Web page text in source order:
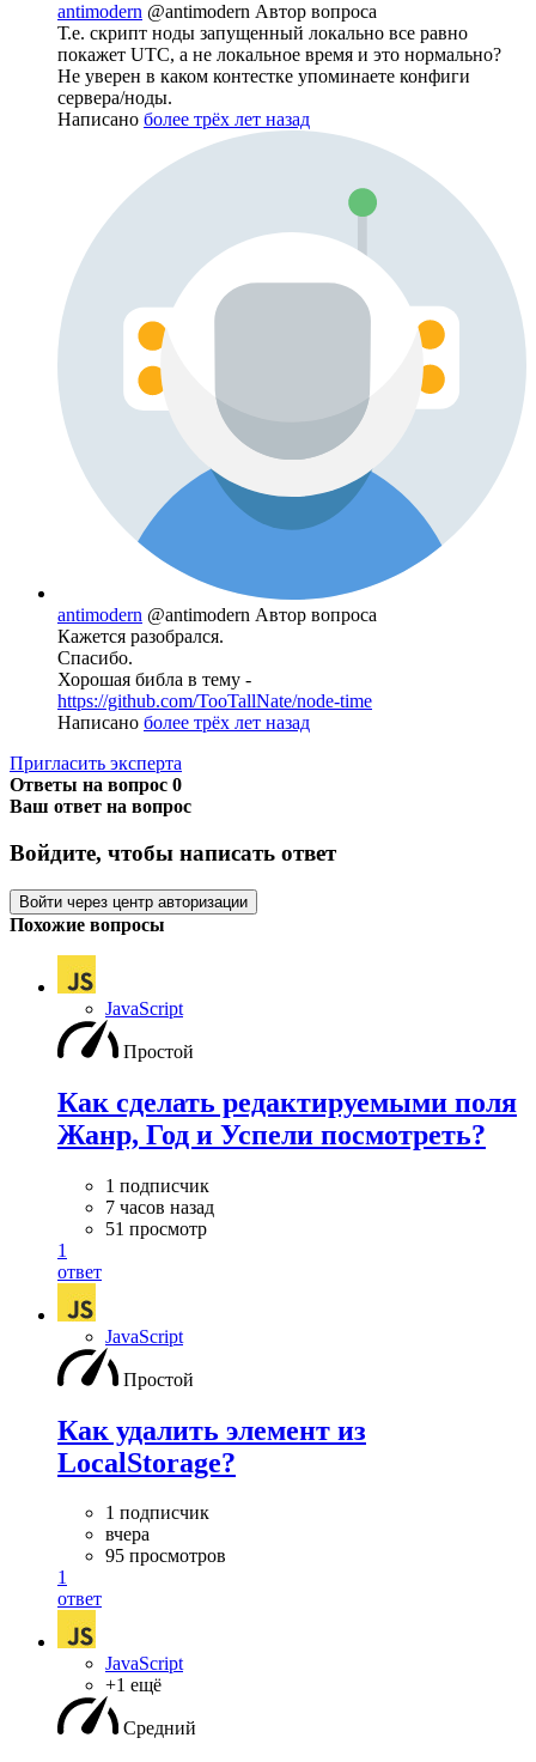
antimodern @antimodern Автор вопроса
Т.е. скрипт ноды запущенный локально все равно
покажет UTC, а не локальное время и это нормально?
Не уверен в каком контестке упоминаете конфиги
сервера/ноды.
Написано более трёх лет назад
antimodern @antimodern Автор вопроса
Кажется разобрался.
Спасибо.
Хорошая библа в тему -
https://github.com/TooTallNate/node-time
Написано более трёх лет назад
Пригласить эксперта
Ответы на вопрос 0
Ваш ответ на вопрос
Войдите, чтобы написать ответ
Войти через центр авторизации
Похожие вопросы
JavaScript
Простой
Как сделать редактируемыми поля
Жанр, Год и Успели посмотреть?
1 подписчик
7 часов назад
51 просмотр
1
ответ
JavaScript
Простой
Как удалить элемент из
LocalStorage?
1 подписчик
вчера
95 просмотров
1
ответ
JavaScript
+1 ещё
Средний